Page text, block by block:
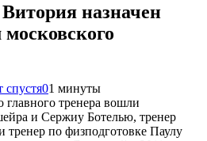
назначен
спустя01 минуты
тренера вошли
и Сержиу Ботелью, тренер
по физподготовке Паулу